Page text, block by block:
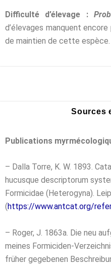
Difficulté d’élevage :
d’élevages manquent
de maintien de cette espèce.
Sources
Publications
– Dalla Torre, K. W. 1893.
hucusque descriptorum
Formicidae (Heterogyna).
(https://www.antcat.org/
– Roger, J. 1863a. Die neu
meines Formiciden-
früher gegebenen